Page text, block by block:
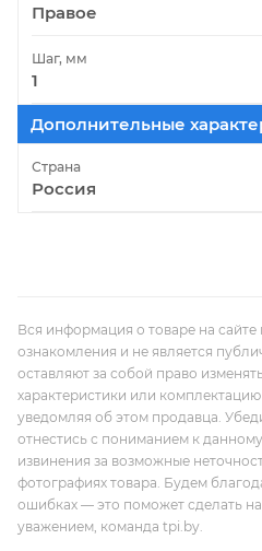
Правое
Шаг, мм
1
Дополнительные
Страна
Россия
Вся информация о товаре на сайте
ознакомления и не является
оставляют за собой право
характеристики или
уведомляя об этом продавца.
отнестись с пониманием к
извинения за возможные
фотографиях товара. Будем
ошибках — это поможет сделать
уважением, команда tpi.by.